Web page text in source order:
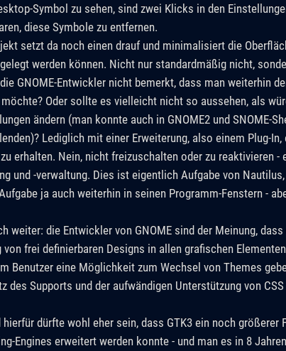
Symbol zu sehen, sind zwei Klicks in den
diese Symbole zu entfernen.
setzt da noch einen drauf und minimalisiert die
werden können. Nicht nur standardmäßig nicht,
GNOME-Entwickler nicht bemerkt, dass man weiterhin
Oder sollte es vielleicht nicht so aussehen, als
ändern (man konnte auch in GNOME2 und SNOME-
Lediglich mit einer Erweiterung, also einem Plug-
erhalten. Nein, nicht freizuschalten oder zu reaktivieren
und -verwaltung. Dies ist eigentlich Aufgabe von
ja auch weiterhin in seinen Programm-Fenstern -
weiter: die Entwickler von GNOME sind der Meinung,
von frei definierbaren Designs in allen grafischen
Benutzer eine Möglichkeit zum Wechsel von Themes
des Supports und der aufwändigen Unterstützung von
hierfür dürfte wohl eher sein, dass GTK3 ein noch
Engines erweitert werden konnte - und man es in 8